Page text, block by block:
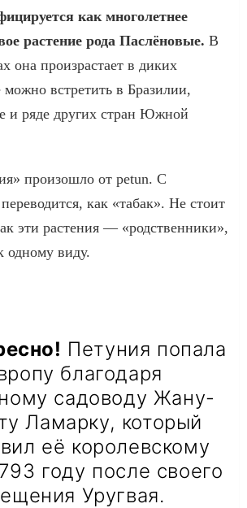
как многолетнее
растение рода Паслёновые. В
она произрастает в диких
встретить в Бразилии,
и ряде других стран Южной
произошло от petun. С
как «табак». Не стоит
эти растения — «родственники»,
одному виду.
Петуния попала
благодаря
садоводу Жану-
Ламарку, который
её королевскому
году после своего
Уругвая.